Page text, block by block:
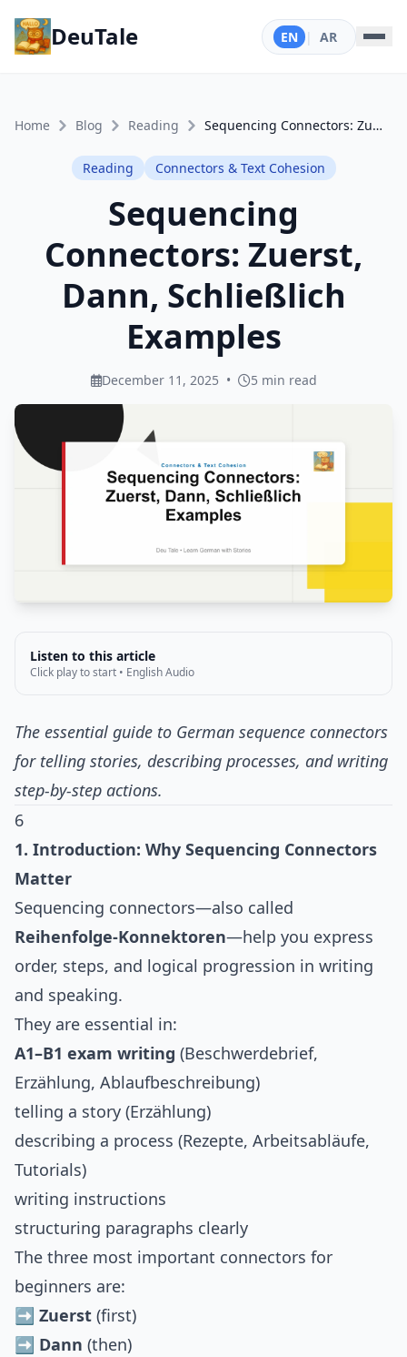
DeuTale EN | AR
Home Blog Reading Sequencing Connectors: Zuerst, Dann, Schließlich Examples
Reading Connectors & Text Cohesion
Sequencing
Connectors: Zuerst,
Dann, Schließlich
Examples
December 11, 2025 • 5 min read
Listen to this article
Click play to start • English Audio
The essential guide to German sequence connectors
for telling stories, describing processes, and writing
step-by-step actions.
6
1. Introduction: Why Sequencing Connectors
Matter
Sequencing connectors—also called
Reihenfolge-Konnektoren—help you express
order, steps, and logical progression in writing
and speaking.
They are essential in:
A1–B1 exam writing (Beschwerdebrief,
Erzählung, Ablaufbeschreibung)
telling a story (Erzählung)
describing a process (Rezepte, Arbeitsabläufe,
Tutorials)
writing instructions
structuring paragraphs clearly
The three most important connectors for
beginners are:
➡️ Zuerst (first)
➡️ Dann (then)